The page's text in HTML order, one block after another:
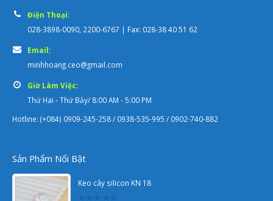
Điện Thoại:
028-3898-0090, 2200-6767 | Fax: 028-38 40 51 62
Email:
minhhoang.ceo@gmail.com
Giờ Làm Việc:
Thứ Hai - Thứ Bảy/ 8:00 AM - 5:00 PM
Hotline: (+084) 0909-245-258 / 0938-535-995 / 0902-740-882
Sản Phẩm Nổi Bật
Keo cây silicon KN 18